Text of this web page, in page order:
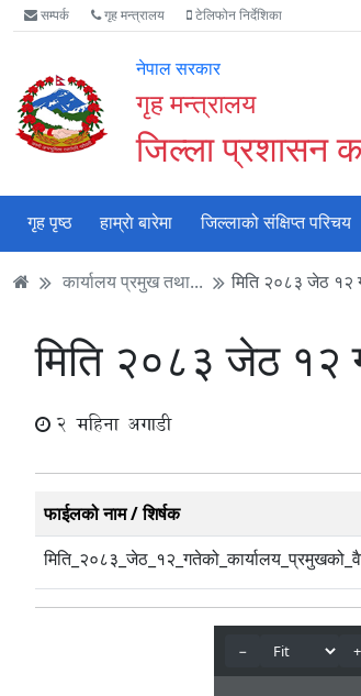
Accessibility
Mode
गर्नुहोस्
मुख्य
सामाग्री
मुख्य
नेभिगेसन
वेबसाइट
खोजमा
सम्पर्क गृह मन्त्रालय टेलिफोन निर्देशिका
नेपाल सरकार
गृह मन्त्रालय
जिल्ला प्रशासन
गृह पृष्ठ हाम्राे बारेमा जिल्लाको संक्षिप्त परिचय
कार्यालय प्रमुख तथा... मिति २०८३ जेठ १२
मिति २०८३ जेठ १२
2 महिना अगाडी
फाईलको नाम / शिर्षक